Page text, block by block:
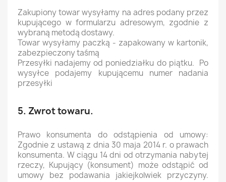
Zakupiony towar wysyłamy na adres podany przez
kupującego w formularzu adresowym, zgodnie z
wybraną metodą dostawy.
Towar wysyłamy paczką - zapakowany w kartonik,
zabezpieczony taśmą
Przesyłki nadajemy od poniedziałku do piątku. Po
wysyłce podajemy kupującemu numer nadania
przesyłki
5. Zwrot towaru.
Prawo konsumenta do odstąpienia od umowy:
Zgodnie z ustawą z dnia 30 maja 2014 r. o prawach
konsumenta. W ciągu 14 dni od otrzymania nabytej
rzeczy, Kupujący (konsument) może odstąpić od
umowy bez podawania jakiejkolwiek przyczyny.